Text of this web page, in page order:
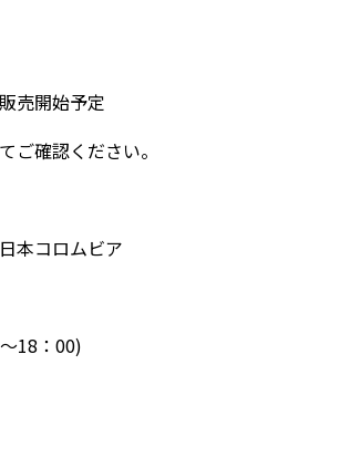
売開始予定
確認ください。
コロムビア
18：00)